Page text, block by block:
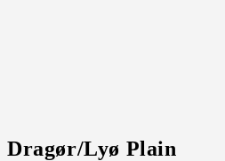
Dragør/Lyø Plain